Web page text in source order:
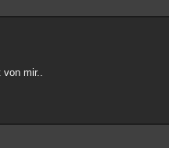
von mir..